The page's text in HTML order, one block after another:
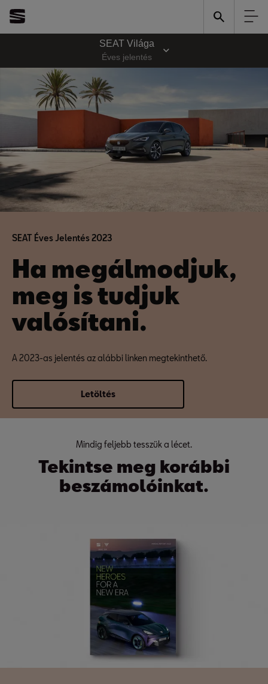
SEAT Világa
Éves jelentés
SEAT Éves Jelentés 2023
Ha megálmodjuk,
meg is tudjuk
valósítani.
A 2023-as jelentés az alábbi linken megtekinthető.
Letöltés
Mindig feljebb tesszük a lécet.
Tekintse meg korábbi
beszámolóinkat.